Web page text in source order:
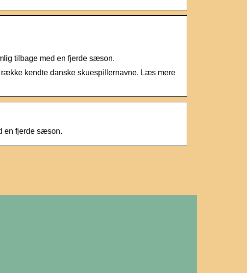
tilbage med en fjerde sæson.
kendte danske skuespillernavne. Læs mere
en fjerde sæson.